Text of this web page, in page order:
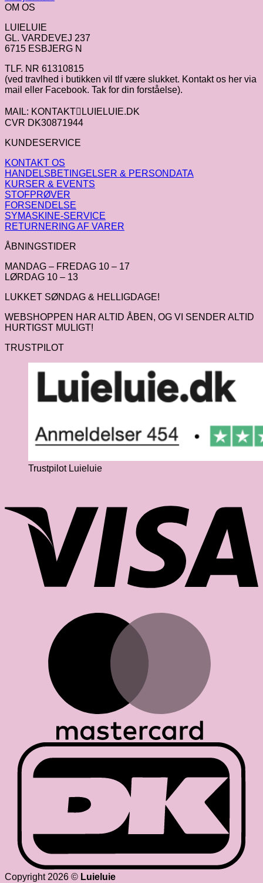
OM OS
LUIELUIE
GL. VARDEVEJ 237
6715 ESBJERG N
TLF. NR 61310815
(ved travlhed i butikken vil tlf være slukket. Kontakt os her via
mail eller Facebook. Tak for din forståelse).
MAIL: KONTAKTLUIELUIE.DK
CVR DK30871944
KUNDESERVICE
KONTAKT OS
HANDELSBETINGELSER & PERSONDATA
KURSER & EVENTS
STOFPRØVER
FORSENDELSE
SYMASKINE-SERVICE
RETURNERING AF VARER
ÅBNINGSTIDER
MANDAG – FREDAG 10 – 17
LØRDAG 10 – 13
LUKKET SØNDAG & HELLIGDAGE!
WEBSHOPPEN HAR ALTID ÅBEN, OG VI SENDER ALTID
HURTIGST MULIGT!
TRUSTPILOT
Trustpilot Luieluie
Copyright 2026 © Luieluie